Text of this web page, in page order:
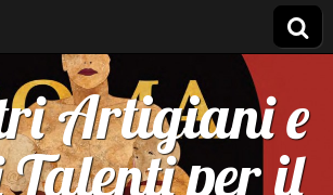
Artigiani e
Talenti per il